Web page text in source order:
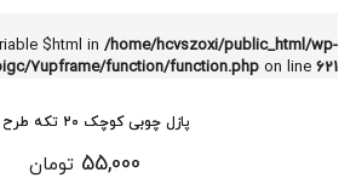
$html in /home/hcvszoxi/public_html/wp-
7upframe/function/function.php on line 621
پازل چوبی کوچک 20 تکه طرح گاو
55,000 تومان